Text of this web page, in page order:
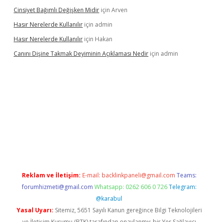
Cinsiyet Bağımlı Değişken Midir için Arven
Hasır Nerelerde Kullanılır için admin
Hasır Nerelerde Kullanılır için Hakan
Canını Dişine Takmak Deyiminin Açıklaması Nedir için admin
Reklam ve İletişim: E-mail: backlinkpaneli@gmail.com Teams:
forumhizmeti@gmail.com Whatsapp: 0262 606 0 726 Telegram:
@karabul
Yasal Uyarı: Sitemiz, 5651 Sayılı Kanun gereğince Bilgi Teknolojileri